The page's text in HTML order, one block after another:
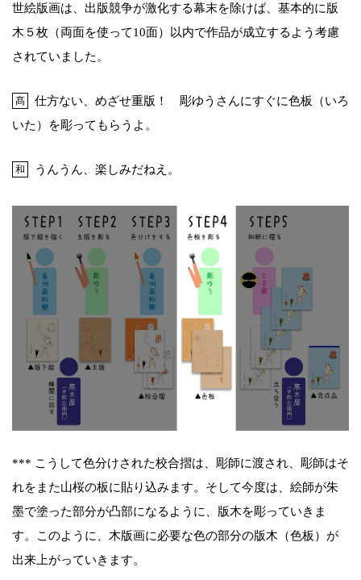
世絵版画は、出版競争が激化する幕末を除けば、基本的に版
木５枚（両面を使って10面）以内で作品が成立するよう考慮
されていました。
髙
仕方ない、めざせ重版！ 彫ゆうさんにすぐに色板（いろ
いた）を彫ってもらうよ。
和 うんうん、楽しみだねえ。
*** こうして色分けされた校合摺は、彫師に渡され、彫師はそ
れをまた山桜の板に貼り込みます。そして今度は、絵師が朱
墨で塗った部分が凸部になるように、版木を彫っていきま
す。このように、木版画に必要な色の部分の版木（色板）が
出来上がっていきます。